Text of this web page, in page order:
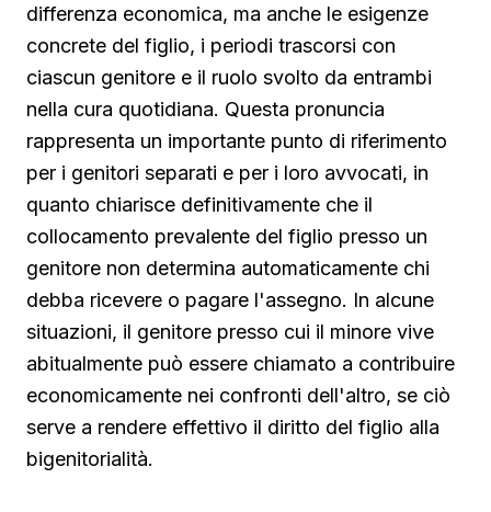
differenza economica, ma anche le esigenze
concrete del figlio, i periodi trascorsi con
ciascun genitore e il ruolo svolto da entrambi
nella cura quotidiana. Questa pronuncia
rappresenta un importante punto di riferimento
per i genitori separati e per i loro avvocati, in
quanto chiarisce definitivamente che il
collocamento prevalente del figlio presso un
genitore non determina automaticamente chi
debba ricevere o pagare l'assegno. In alcune
situazioni, il genitore presso cui il minore vive
abitualmente può essere chiamato a contribuire
economicamente nei confronti dell'altro, se ciò
serve a rendere effettivo il diritto del figlio alla
bigenitorialità.